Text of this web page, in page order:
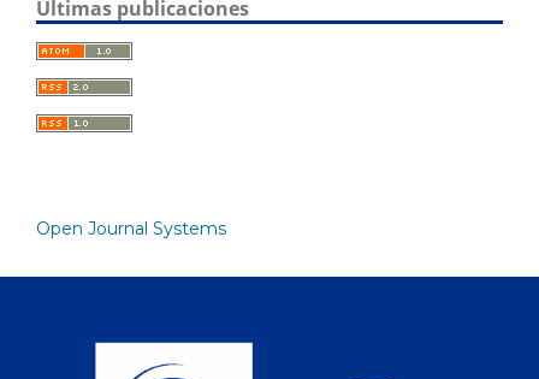
Últimas publicaciones
Open Journal Systems